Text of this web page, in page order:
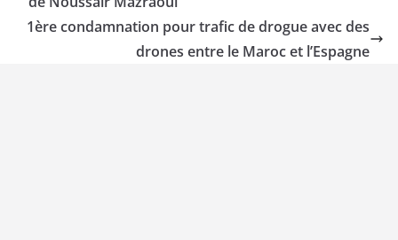
1ère condamnation pour trafic de drogue avec des
drones entre le Maroc et l’Espagne